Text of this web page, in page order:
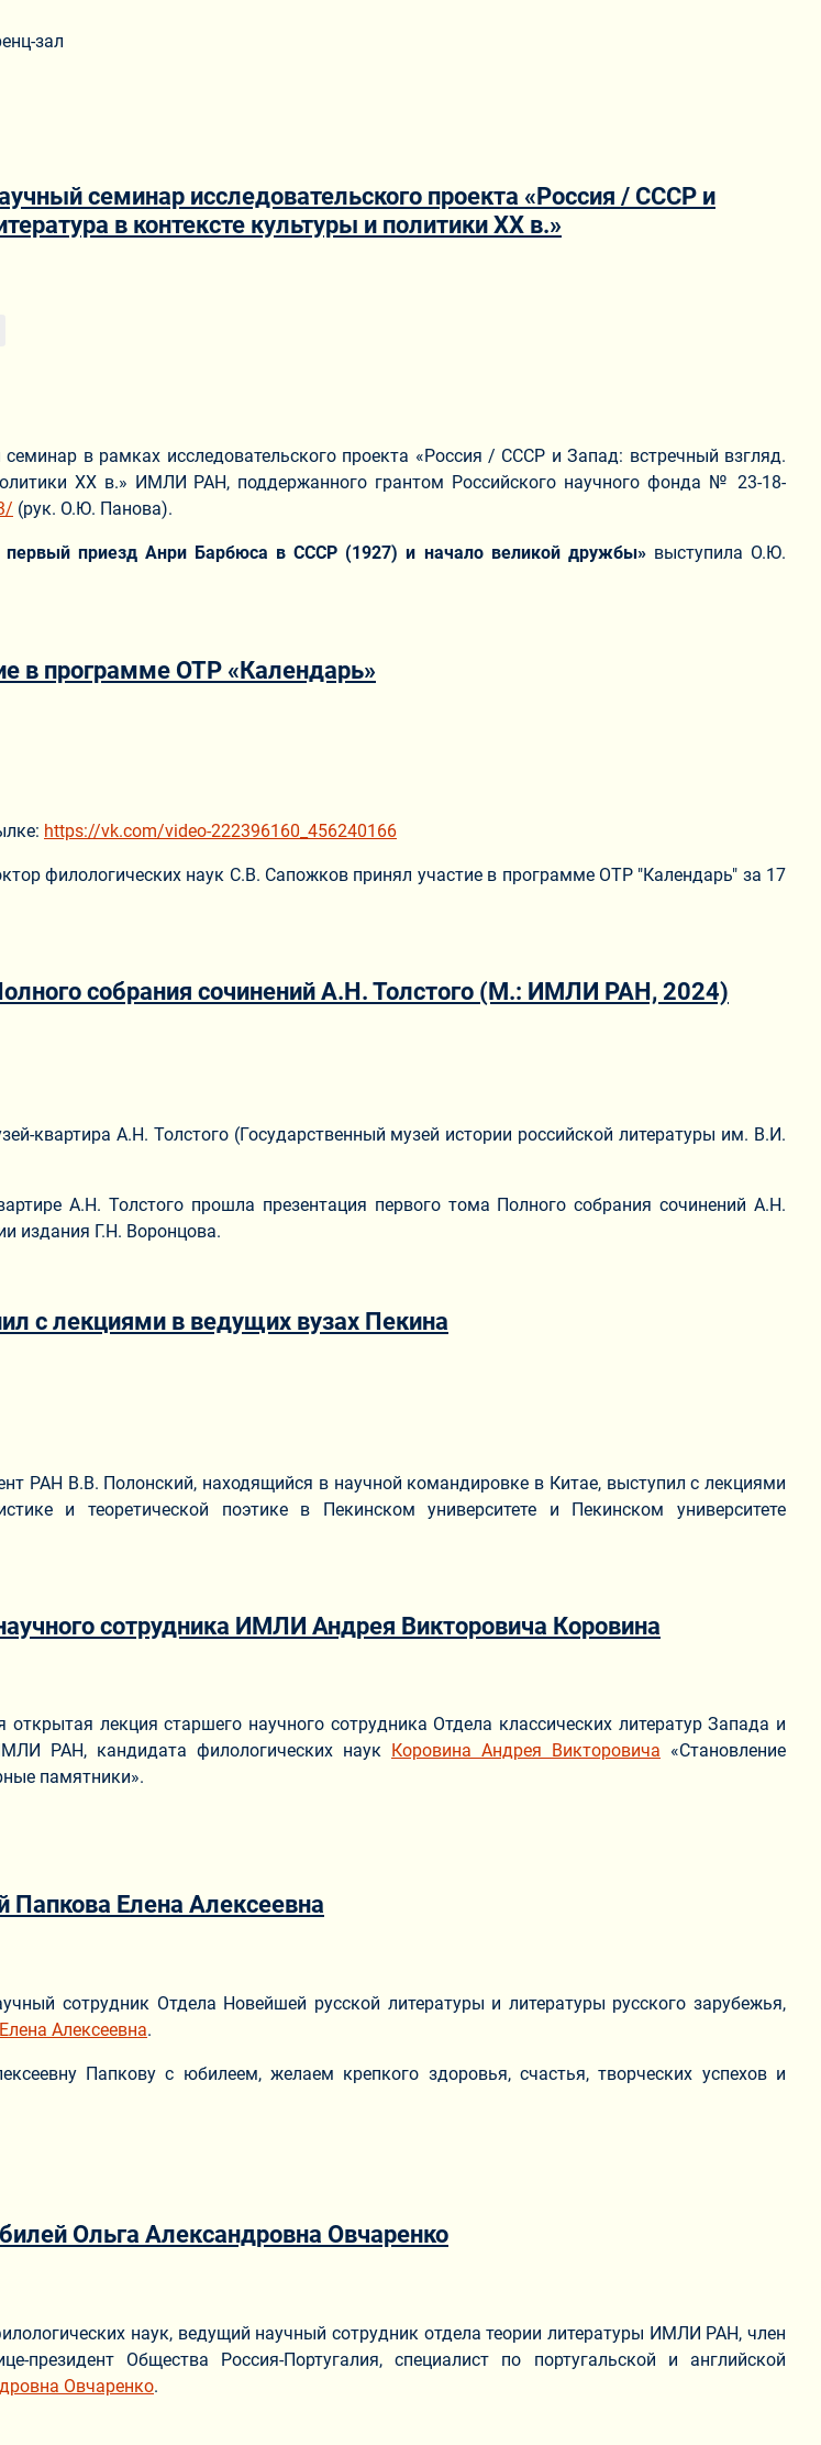
зал
семинар исследовательского проекта «Россия / СССР и
в контексте культуры и политики ХХ в.»
в рамках исследовательского проекта «Россия / СССР и Запад: встречный взгляд.
ХХ в.» ИМЛИ РАН, поддержанного грантом Российского научного фонда № 23-18-
(рук. О.Ю. Панова).
первый приезд Анри Барбюса в СССР (1927) и начало великой дружбы»выступила О.Ю.
в программе ОТР «Календарь»
https://vk.com/video-222396160_456240166
филологических наук С.В. Сапожков принял участие в программе ОТР "Календарь" за 17
собрания сочинений А.Н. Толстого (М.: ИМЛИ РАН, 2024)
квартира А.Н. Толстого (Государственный музей истории российской литературы им. В.И.
А.Н. Толстого прошла презентация первого тома Полного собрания сочинений А.Н.
издания Г.Н. Воронцова.
с лекциями в ведущих вузах Пекина
РАН В.В. Полонский, находящийся в научной командировке в Китае, выступил с лекциями
и теоретической поэтике в Пекинском университете и Пекинском университете
сотрудника ИМЛИ Андрея Викторовича Коровина
открытая лекция старшего научного сотрудника Отдела классических литератур Запада и
РАН, кандидата филологических наук
Коровина Андрея Викторовича «Становление
памятники».
Папкова Елена Алексеевна
сотрудник Отдела Новейшей русской литературы и литературы русского зарубежья,
Алексеевна.
Папкову с юбилеем, желаем крепкого здоровья, счастья, творческих успехов и
Ольга Александровна Овчаренко
наук, ведущий научный сотрудник отдела теории литературы ИМЛИ РАН, член
президент Общества Россия-Португалия, специалист по португальской и английской
Овчаренко.